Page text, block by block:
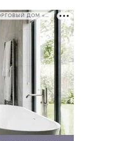
РЕКЛАМА • ООО СТРОИТЕЛЬНЫЙ ТОРГОВЫЙ ДОМ «ПЕТРОВИЧ». ИНН: 7802348846